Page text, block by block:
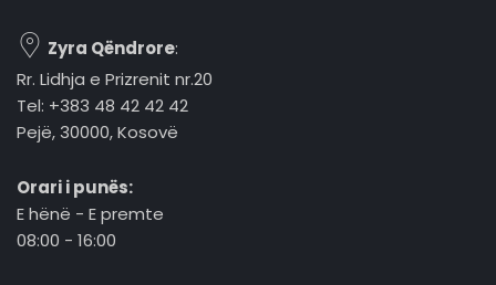
Zyra Qëndrore:
Rr. Lidhja e Prizrenit nr.20
Tel: +383 48 42 42 42
Pejë, 30000, Kosovë
Orari i punës:
E hënë - E premte
08:00 - 16:00